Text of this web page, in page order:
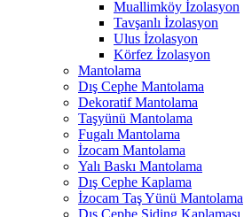
Muallimköy İzolasyon
Tavşanlı İzolasyon
Ulus İzolasyon
Körfez İzolasyon
Mantolama
Dış Cephe Mantolama
Dekoratif Mantolama
Taşyünü Mantolama
Fugalı Mantolama
İzocam Mantolama
Yalı Baskı Mantolama
Dış Cephe Kaplama
İzocam Taş Yünü Mantolama